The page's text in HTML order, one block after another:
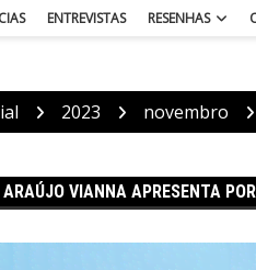
ENTREVISTAS RESENHAS
2023 novembro
VIANNA APRESENTA